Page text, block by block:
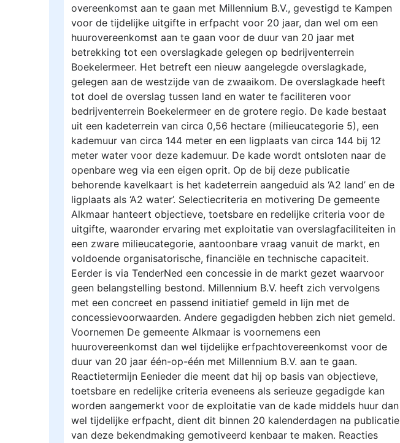
overeenkomst aan te gaan met Millennium B.V., gevestigd te Kampen
voor de tijdelijke uitgifte in erfpacht voor 20 jaar, dan wel om een
huurovereenkomst aan te gaan voor de duur van 20 jaar met
betrekking tot een overslagkade gelegen op bedrijventerrein
Boekelermeer. Het betreft een nieuw aangelegde overslagkade,
gelegen aan de westzijde van de zwaaikom. De overslagkade heeft
tot doel de overslag tussen land en water te faciliteren voor
bedrijventerrein Boekelermeer en de grotere regio. De kade bestaat
uit een kadeterrein van circa 0,56 hectare (milieucategorie 5), een
kademuur van circa 144 meter en een ligplaats van circa 144 bij 12
meter water voor deze kademuur. De kade wordt ontsloten naar de
openbare weg via een eigen oprit. Op de bij deze publicatie
behorende kavelkaart is het kadeterrein aangeduid als ‘A2 land’ en de
ligplaats als ‘A2 water’. Selectiecriteria en motivering De gemeente
Alkmaar hanteert objectieve, toetsbare en redelijke criteria voor de
uitgifte, waaronder ervaring met exploitatie van overslagfaciliteiten in
een zware milieucategorie, aantoonbare vraag vanuit de markt, en
voldoende organisatorische, financiële en technische capaciteit.
Eerder is via TenderNed een concessie in de markt gezet waarvoor
geen belangstelling bestond. Millennium B.V. heeft zich vervolgens
met een concreet en passend initiatief gemeld in lijn met de
concessievoorwaarden. Andere gegadigden hebben zich niet gemeld.
Voornemen De gemeente Alkmaar is voornemens een
huurovereenkomst dan wel tijdelijke erfpachtovereenkomst voor de
duur van 20 jaar één-op-één met Millennium B.V. aan te gaan.
Reactietermijn Eenieder die meent dat hij op basis van objectieve,
toetsbare en redelijke criteria eveneens als serieuze gegadigde kan
worden aangemerkt voor de exploitatie van de kade middels huur dan
wel tijdelijke erfpacht, dient dit binnen 20 kalenderdagen na publicatie
van deze bekendmaking gemotiveerd kenbaar te maken. Reacties